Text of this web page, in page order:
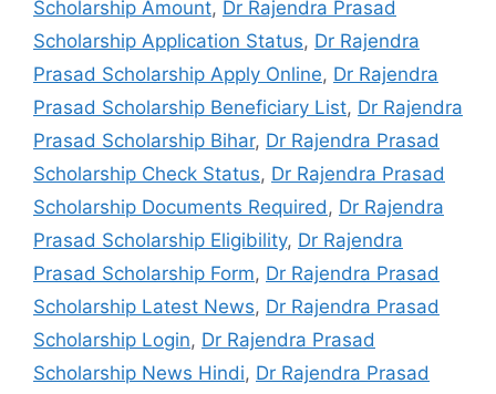
Scholarship Amount, Dr Rajendra Prasad
Scholarship Application Status, Dr Rajendra
Prasad Scholarship Apply Online, Dr Rajendra
Prasad Scholarship Beneficiary List, Dr Rajendra
Prasad Scholarship Bihar, Dr Rajendra Prasad
Scholarship Check Status, Dr Rajendra Prasad
Scholarship Documents Required, Dr Rajendra
Prasad Scholarship Eligibility, Dr Rajendra
Prasad Scholarship Form, Dr Rajendra Prasad
Scholarship Latest News, Dr Rajendra Prasad
Scholarship Login, Dr Rajendra Prasad
Scholarship News Hindi, Dr Rajendra Prasad